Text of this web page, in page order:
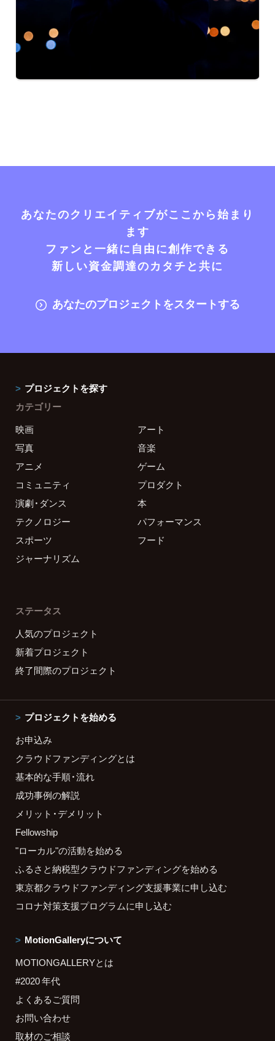
あなたのクリエイティブがここから始まり
ます
ファンと一緒に自由に創作できる
新しい資金調達のカタチと共に
あなたのプロジェクトをスタートする
プロジェクトを探す
カテゴリー
映画
アート
写真
音楽
アニメ
ゲーム
コミュニティ
プロダクト
演劇・ダンス
本
テクノロジー
パフォーマンス
スポーツ
フード
ジャーナリズム
ステータス
人気のプロジェクト
新着プロジェクト
終了間際のプロジェクト
プロジェクトを始める
お申込み
クラウドファンディングとは
基本的な手順・流れ
成功事例の解説
メリット・デメリット
Fellowship
"ローカル"の活動を始める
ふるさと納税型クラウドファンディングを始める
東京都クラウドファンディング支援事業に申し込む
コロナ対策支援プログラムに申し込む
MotionGalleryについて
MOTIONGALLERYとは
#2020 年代
よくあるご質問
お問い合わせ
取材のご相談